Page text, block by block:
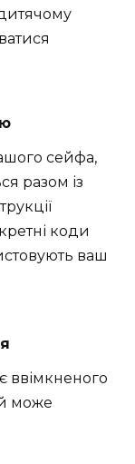
сейфа,
разом із
коди
ваш
ввімкненого
може